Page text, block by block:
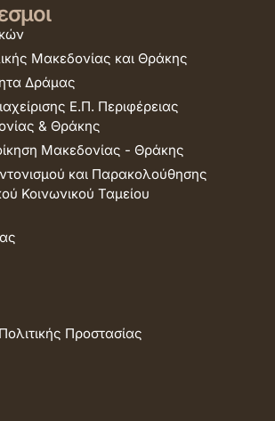
Μακεδονίας και Θράκης
Δράμας
Ε.Π. Περιφέρειας
& Θράκης
Μακεδονίας - Θράκης
και Παρακολούθησης
Κοινωνικού Ταμείου
Προστασίας